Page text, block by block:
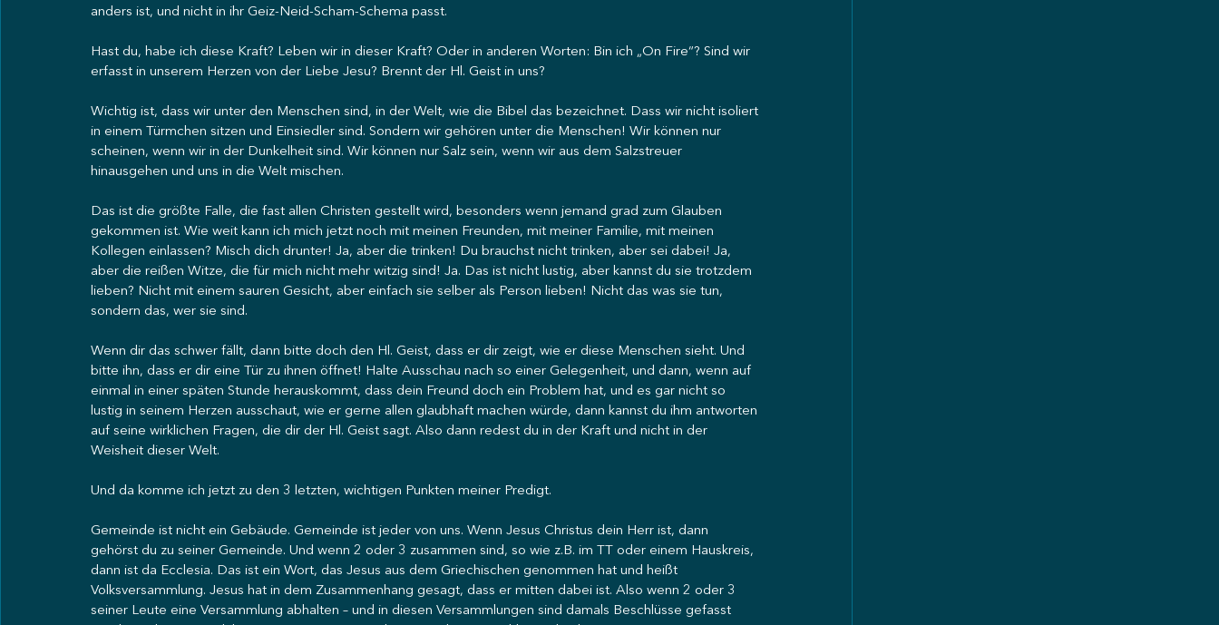
anders ist, und nicht in ihr Geiz-Neid-Scham-Schema passt.
Hast du, habe ich diese Kraft? Leben wir in dieser Kraft? Oder in anderen Worten: Bin ich „On Fire“? Sind wir
erfasst in unserem Herzen von der Liebe Jesu? Brennt der Hl. Geist in uns?
Wichtig ist, dass wir unter den Menschen sind, in der Welt, wie die Bibel das bezeichnet. Dass wir nicht isoliert
in einem Türmchen sitzen und Einsiedler sind. Sondern wir gehören unter die Menschen! Wir können nur
scheinen, wenn wir in der Dunkelheit sind. Wir können nur Salz sein, wenn wir aus dem Salzstreuer
hinausgehen und uns in die Welt mischen.
Das ist die größte Falle, die fast allen Christen gestellt wird, besonders wenn jemand grad zum Glauben
gekommen ist. Wie weit kann ich mich jetzt noch mit meinen Freunden, mit meiner Familie, mit meinen
Kollegen einlassen? Misch dich drunter! Ja, aber die trinken! Du brauchst nicht trinken, aber sei dabei! Ja,
aber die reißen Witze, die für mich nicht mehr witzig sind! Ja. Das ist nicht lustig, aber kannst du sie trotzdem
lieben? Nicht mit einem sauren Gesicht, aber einfach sie selber als Person lieben! Nicht das was sie tun,
sondern das, wer sie sind.
Wenn dir das schwer fällt, dann bitte doch den Hl. Geist, dass er dir zeigt, wie er diese Menschen sieht. Und
bitte ihn, dass er dir eine Tür zu ihnen öffnet! Halte Ausschau nach so einer Gelegenheit, und dann, wenn auf
einmal in einer späten Stunde herauskommt, dass dein Freund doch ein Problem hat, und es gar nicht so
lustig in seinem Herzen ausschaut, wie er gerne allen glaubhaft machen würde, dann kannst du ihm antworten
auf seine wirklichen Fragen, die dir der Hl. Geist sagt. Also dann redest du in der Kraft und nicht in der
Weisheit dieser Welt.
Und da komme ich jetzt zu den 3 letzten, wichtigen Punkten meiner Predigt.
Gemeinde ist nicht ein Gebäude. Gemeinde ist jeder von uns. Wenn Jesus Christus dein Herr ist, dann
gehörst du zu seiner Gemeinde. Und wenn 2 oder 3 zusammen sind, so wie z.B. im TT oder einem Hauskreis,
dann ist da Ecclesia. Das ist ein Wort, das Jesus aus dem Griechischen genommen hat und heißt
Volksversammlung. Jesus hat in dem Zusammenhang gesagt, dass er mitten dabei ist. Also wenn 2 oder 3
seiner Leute eine Versammlung abhalten – und in diesen Versammlungen sind damals Beschlüsse gefasst